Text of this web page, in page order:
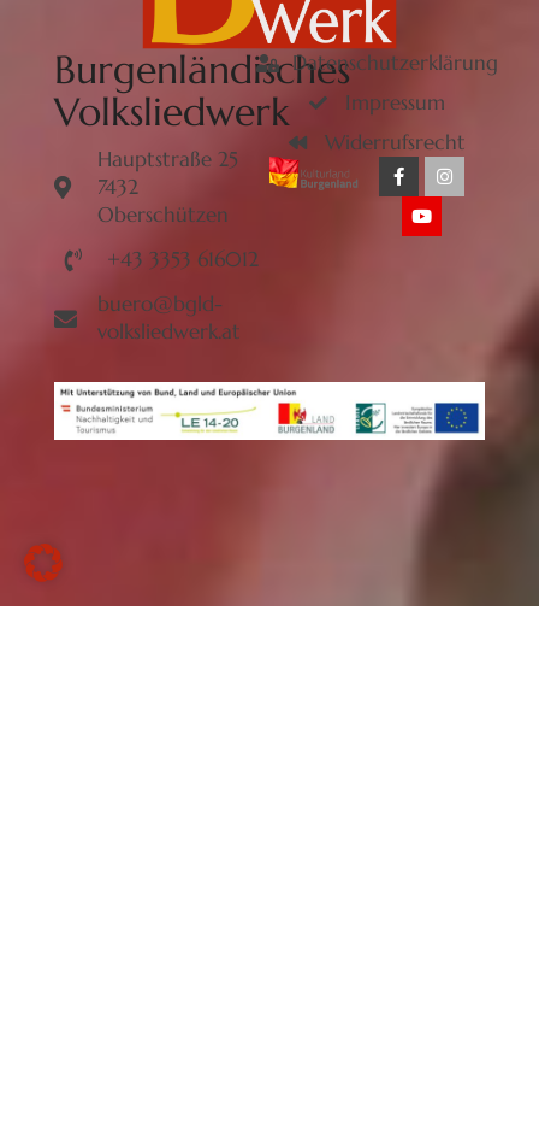
Burgenländisches
Volksliedwerk
Hauptstraße 25
7432
Oberschützen
+43 3353 616012
buero@bgld-
volksliedwerk.at
Datenschutzerklärung
Impressum
Widerrufsrecht